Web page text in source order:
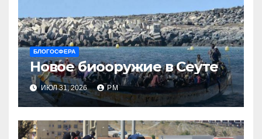
БЛОГОСФЕРА
Новое биооружие в Сеуте
ИЮЛ 31, 2026 РМ